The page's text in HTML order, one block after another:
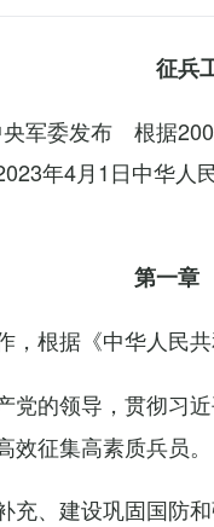
征兵
央军委发布 根据
年4月1日中华人
第一
，根据《中华人民
党的领导，贯彻习
征集高素质兵员。
、建设巩固国防